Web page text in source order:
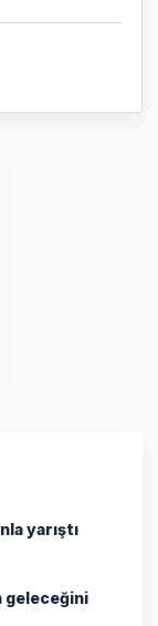
yarıştı
geleceğini